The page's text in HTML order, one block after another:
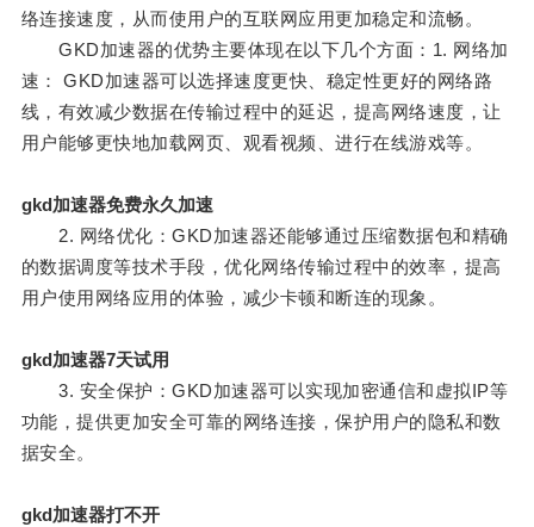
络连接速度，从而使用户的互联网应用更加稳定和流畅。
GKD加速器的优势主要体现在以下几个方面：1. 网络加
速： GKD加速器可以选择速度更快、稳定性更好的网络路
线，有效减少数据在传输过程中的延迟，提高网络速度，让
用户能够更快地加载网页、观看视频、进行在线游戏等。
gkd加速器免费永久加速
2. 网络优化：GKD加速器还能够通过压缩数据包和精确
的数据调度等技术手段，优化网络传输过程中的效率，提高
用户使用网络应用的体验，减少卡顿和断连的现象。
gkd加速器7天试用
3. 安全保护：GKD加速器可以实现加密通信和虚拟IP等
功能，提供更加安全可靠的网络连接，保护用户的隐私和数
据安全。
gkd加速器打不开